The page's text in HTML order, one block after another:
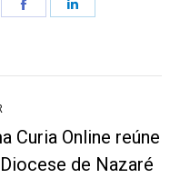
Curia Online reúne
de Nazaré